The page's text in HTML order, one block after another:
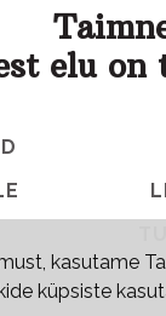
elu on
kasutame
küpsiste